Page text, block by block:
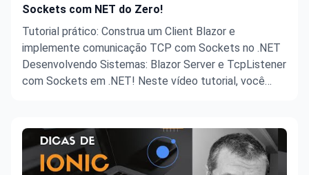
Sockets com NET do Zero!
Tutorial prático: Construa um Client Blazor e
implemente comunicação TCP com Sockets no .NET
Desenvolvendo Sistemas: Blazor Server e TcpListener
com Sockets em .NET! Neste vídeo tutorial, você
como configurar um servidor ...